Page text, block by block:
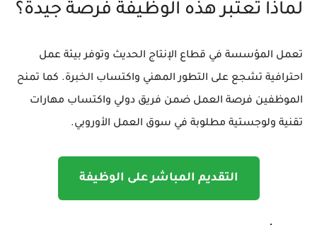
لماذا تعتبر هذه الوظيفة فرصة جيدة؟
تعمل المؤسسة في قطاع الإنتاج الحديث وتوفر بيئة عمل
احترافية تشجع على التطور المهني واكتساب الخبرة. كما تمنح
الموظفين فرصة العمل ضمن فريق دولي واكتساب مهارات
تقنية ولوجستية مطلوبة في سوق العمل الأوروبي.
التقديم المباشر على الوظيفة